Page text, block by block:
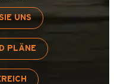
UNS
PLÄNE